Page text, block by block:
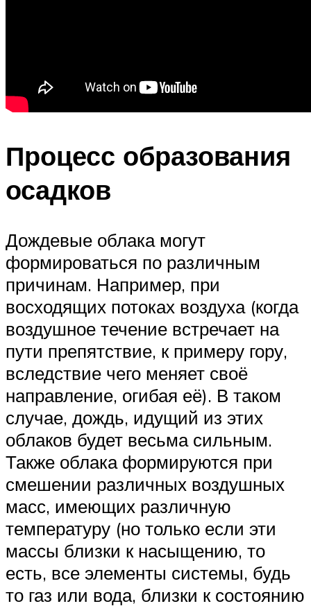
Процесс образования
осадков
Дождевые облака могут
формироваться по различным
причинам. Например, при
восходящих потоках воздуха (когда
воздушное течение встречает на
пути препятствие, к примеру гору,
вследствие чего меняет своё
направление, огибая её). В таком
случае, дождь, идущий из этих
облаков будет весьма сильным.
Также облака формируются при
смешении различных воздушных
масс, имеющих различную
температуру (но только если эти
массы близки к насыщению, то
есть, все элементы системы, будь
то газ или вода, близки к состоянию